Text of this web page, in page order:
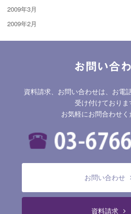
2009年3月
2009年2月
お問い合
資料請求、お問い合わせは、お電
受け付けておりま
お気軽にお問合わせく
お問い合わせ
資料請求